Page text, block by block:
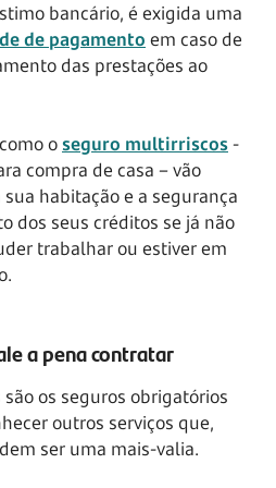
bancário, é exigida uma
de pagamento em caso de
das prestações ao
como oseguro multirriscos-
compra de casa – vão
habitação e a segurança
dos seus créditos se já não
trabalhar ou estiver em
a pena contratar
os seguros obrigatórios
outros serviços que,
ser uma mais-valia.